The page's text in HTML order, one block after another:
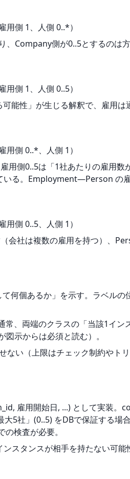
側 1、人側 0..*）
Company側が0..5とするのは方
側 1、人側 0..5）
能性」が生じる解釈で、雇用は
側 0..*、人側 1）
側0..5は「1社あたりの雇用数
いる。Employment―Person の
側 0..5、人側 1）
会社は複数の雇用を持つ）、
何個あるか」を示す。ラベルの
、両端のクラスの「当該1イン
示からは必須と読む）。
ない（上限はチェック制約やト
雇用開始日, ...) として実装。
5社」(0..5) をDBで保証する場
検査が必要。
スタンスが相手を持たない可